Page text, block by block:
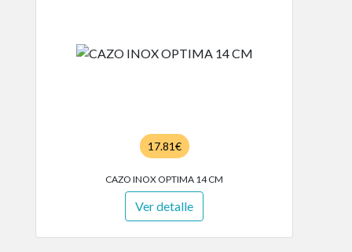
17.81€
CAZO INOX OPTIMA 14 CM
Ver detalle